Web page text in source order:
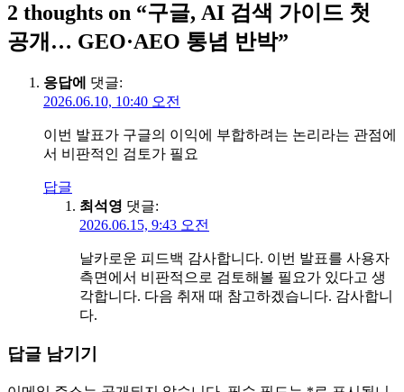
2 thoughts on “구글, AI 검색 가이드 첫
공개… GEO·AEO 통념 반박”
응답에
댓글:
2026.06.10, 10:40 오전
이번 발표가 구글의 이익에 부합하려는 논리라는 관점에
서 비판적인 검토가 필요
답글
최석영 댓글:
2026.06.15, 9:43 오전
날카로운 피드백 감사합니다. 이번 발표를 사용자
측면에서 비판적으로 검토해볼 필요가 있다고 생
각합니다. 다음 취재 때 참고하겠습니다. 감사합니
다.
답글 남기기